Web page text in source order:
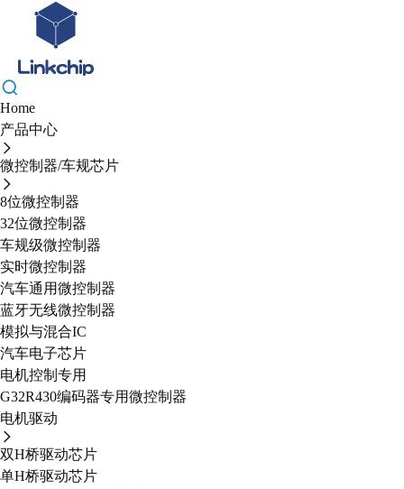
Home
产品中心
微控制器/车规芯片
8位微控制器
32位微控制器
车规级微控制器
实时微控制器
汽车通用微控制器
蓝牙无线微控制器
模拟与混合IC
汽车电子芯片
电机控制专用
G32R430编码器专用微控制器
电机驱动
双H桥驱动芯片
单H桥驱动芯片